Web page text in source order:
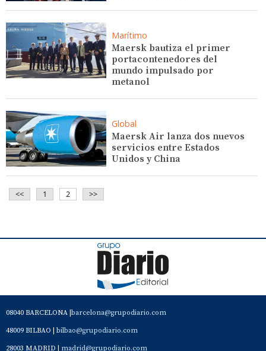
Marítimo
Maersk bautiza el primer
portacontenedores del
mundo impulsado por
metanol
Global
Maersk Air lanza dos nuevos
servicios entre Estados
Unidos y China
<< 1 2 >>
08040 BARCELONA | barcelona@grupodiario.com
48009 BILBAO | bilbao@grupodiario.com
28003 MADRID | madrid@grupodiario.com